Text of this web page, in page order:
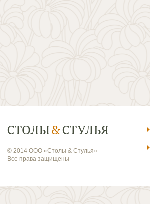
© 2014 ООО «Столы & Стулья»
Все права защищены